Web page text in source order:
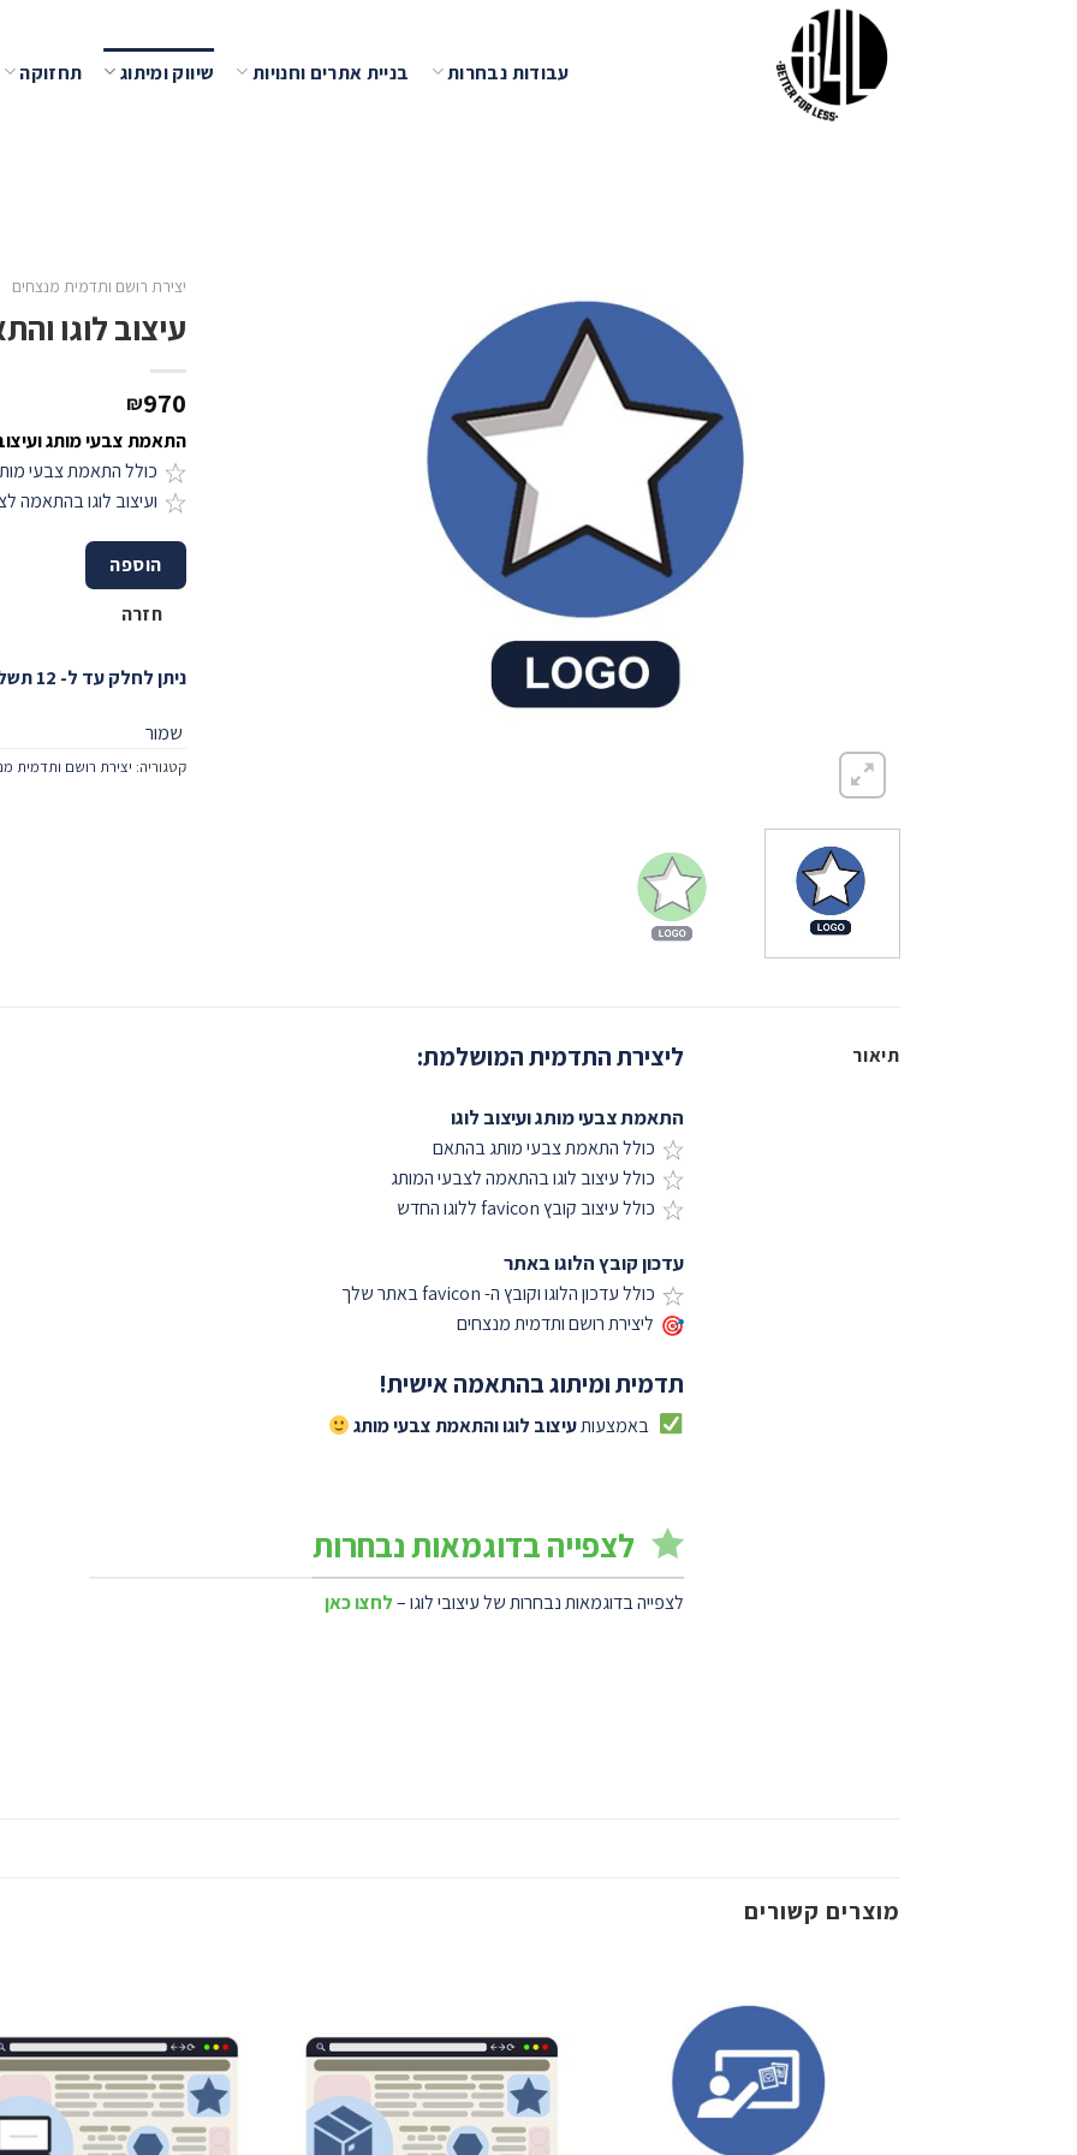
עבודות נבחרות בניית אתרים וחנויות שיווק ומיתוג תחזוקה
יצירת רושם ותדמית מנצחים
עיצוב לוגו
₪970
התאמת צבעי מותג
כולל התאמת צבעי
ועיצוב לוגו בהתאמה
הוספה
חזרה
ניתן לחלק עד ל- 12 תשלומים!
שמור
קטגוריה: יצירת רושם ותדמית
תיאור ליצירת התדמית המושלמת:
התאמת צבעי מותג ועיצוב לוגו
כולל התאמת צבעי מותג בהתאם
כולל עיצוב לוגו בהתאמה לצבעי המותג
כולל עיצוב קובץ favicon ללוגו החדש
עדכון קובץ הלוגו באתר
כולל עדכון הלוגו וקובץ ה- favicon באתר שלך
ליצירת רושם ותדמית מנצחים
תדמית ומיתוג בהתאמה אישית!
באמצעותעיצוב לוגו והתאמת צבעי מותג
לצפייה בדוגמאות נבחרות
לצפייה בדוגמאות נבחרות של עיצובי לוגו –לחצו כאן
מוצרים קשורים
שמור